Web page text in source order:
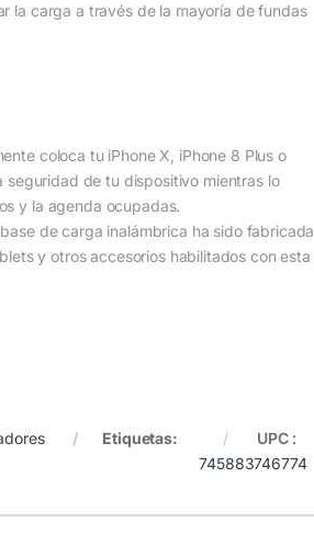
la carga a través de la mayoría de fundas
coloca tu iPhone X, iPhone 8 Plus o
de tu dispositivo mientras lo
y la agenda ocupadas.
de carga inalámbrica ha sido fabricada
y otros accesorios habilitados con esta
Etiquetas:
UPC :
745883746774